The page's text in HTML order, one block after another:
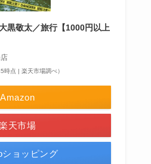
黒敬太／旅行【1000円以上
時点 | 楽天市場調べ）
Amazon
天市場
ショッピング